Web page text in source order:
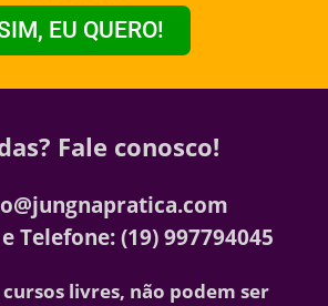
EU QUERO!
Fale conosco!
Telefone: (19) 997794045
cursos livres, não podem ser